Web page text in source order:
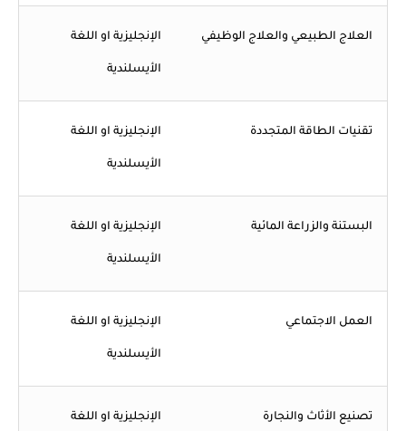
العلاج الطبيعي والعلاج الوظيفي الإنجليزية او اللغة
الأيسلندية
تقنيات الطاقة المتجددة الإنجليزية او اللغة
الأيسلندية
البستنة والزراعة المائية الإنجليزية او اللغة
الأيسلندية
العمل الاجتماعي الإنجليزية او اللغة
الأيسلندية
تصنيع الأثاث والنجارة الإنجليزية او اللغة